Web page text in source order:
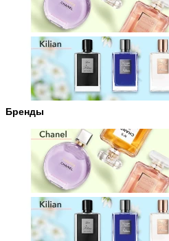
Бренды